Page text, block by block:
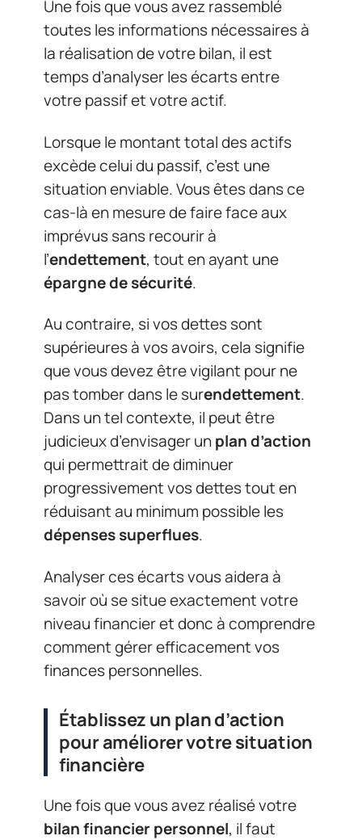
Une fois que vous avez rassemblé
toutes les informations nécessaires à
la réalisation de votre bilan, il est
temps d’analyser les écarts entre
votre passif et votre actif.
Lorsque le montant total des actifs
excède celui du passif, c’est une
situation enviable. Vous êtes dans ce
cas-là en mesure de faire face aux
imprévus sans recourir à
l’endettement, tout en ayant une
épargne de sécurité.
Au contraire, si vos dettes sont
supérieures à vos avoirs, cela signifie
que vous devez être vigilant pour ne
pas tomber dans le surendettement.
Dans un tel contexte, il peut être
judicieux d’envisager unplan d’action
qui permettrait de diminuer
progressivement vos dettes tout en
réduisant au minimum possible les
dépenses superflues.
Analyser ces écarts vous aidera à
savoir où se situe exactement votre
niveau financier et donc à comprendre
comment gérer efficacement vos
finances personnelles.
Établissez un plan d’action
pour améliorer votre situation
financière
Une fois que vous avez réalisé votre
bilan financier personnel, il faut